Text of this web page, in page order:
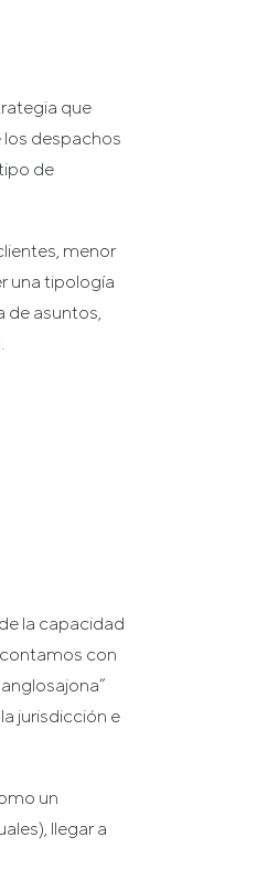
que
los despachos
de
menor
una tipología
de asuntos,
la capacidad
con
jurisdicción e
un
llegar a